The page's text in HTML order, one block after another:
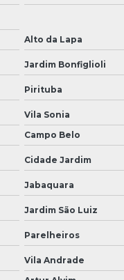
Alto da Lapa
Jardim Bonfiglioli
Pirituba
Vila Sonia
Campo Belo
Cidade Jardim
Jabaquara
Jardim São Luiz
Parelheiros
Vila Andrade